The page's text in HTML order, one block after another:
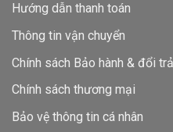
Hướng dẫn thanh toán
Thông tin vận chuyển
Chính sách Bảo hành & đổi trả
Chính sách thương mại
Bảo vệ thông tin cá nhân